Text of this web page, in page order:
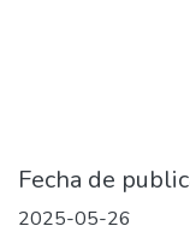
Fecha de
2025-05-26